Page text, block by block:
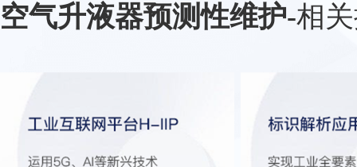
空气升液器预测性维护-相